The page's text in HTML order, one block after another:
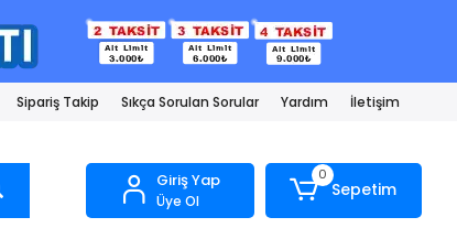
Sipariş Takip Sıkça Sorulan Sorular Yardım İletişim
Giriş Yap
Üye Ol
0
Sepetim